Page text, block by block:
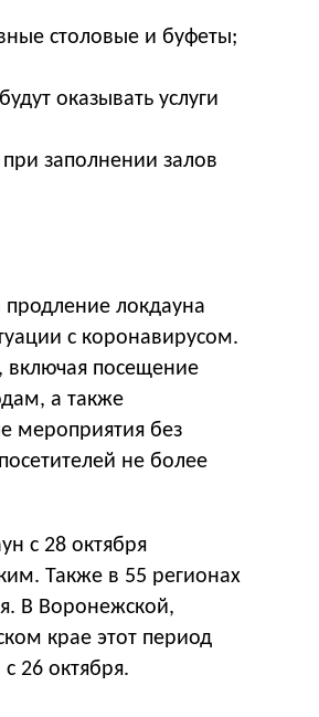
столовые и буфеты;
оказывать услуги
заполнении залов
локдауна
с коронавирусом.
включая посещение
а также
мероприятия без
не более
с 28 октября
Также в 55 регионах
В Воронежской,
крае этот период
26 октября.